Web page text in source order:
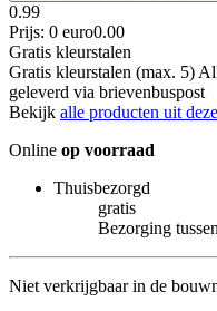
0.99
Prijs: 0 euro0.00
Gratis kleurstalen
Gratis kleurstalen (max. 5)
geleverd via brievenbuspost
Bekijk alle producten uit
Online op voorraad
Thuisbezorgd
gratis
Bezorging
Niet verkrijgbaar in de